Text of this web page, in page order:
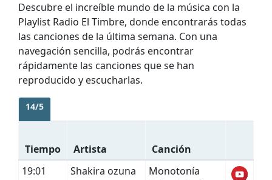
Descubre el increíble mundo de la música con la
Playlist Radio El Timbre, donde encontrarás todas
las canciones de la última semana. Con una
navegación sencilla, podrás encontrar
rápidamente las canciones que se han
reproducido y escucharlas.
14/5
Tiempo Artista
Canción
19:01
Shakira ozuna
Monotonía